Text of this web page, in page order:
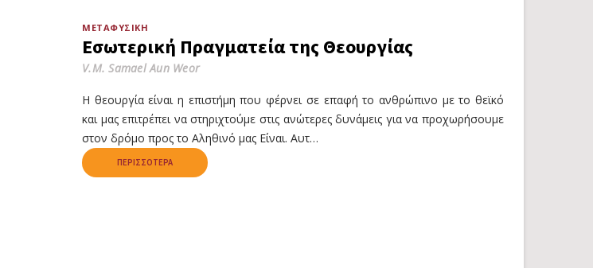
ΜΕΤΑΦΥΣΙΚΉ
Εσωτερική Πραγματεία της Θεουργίας
V.M. Samael Aun Weor
Η θεουργία είναι η επιστήμη που φέρνει σε επαφή το ανθρώπινο με το θεϊκό
και μας επιτρέπει να στηριχτούμε στις ανώτερες δυνάμεις για να προχωρήσουμε
στον δρόμο προς το Αληθινό μας Είναι. Αυτ…
ΠΕΡΙΣΣΌΤΕΡΑ